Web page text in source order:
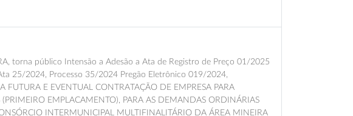
torna público Intensão a Adesão a Ata de Registro de Preço 01/2025
25/2024, Processo 35/2024 Pregão Eletrônico 019/2024,
FUTURA E EVENTUAL CONTRATAÇÃO DE EMPRESA PARA
EMPLACAMENTO), PARA AS DEMANDAS ORDINÁRIAS
INTERMUNICIPAL MULTIFINALITÁRIO DA ÁREA MINEIRA